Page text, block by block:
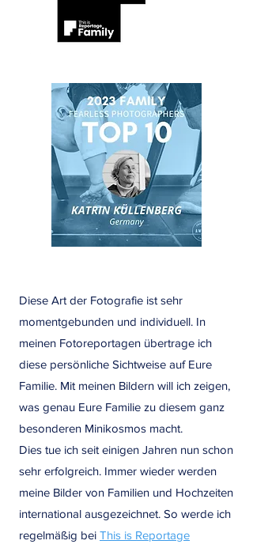
Diese Art der Fotografie ist sehr
momentgebunden und individuell. In
meinen Fotoreportagen übertrage ich
diese persönliche Sichtweise auf Eure
Familie. Mit meinen Bildern will ich zeigen,
was genau Eure Familie zu diesem ganz
besonderen Minikosmos macht.
Dies tue ich seit einigen Jahren nun schon
sehr erfolgreich. Immer wieder werden
meine Bilder von Familien und Hochzeiten
international ausgezeichnet. So werde ich
regelmäßig bei This is Reportage